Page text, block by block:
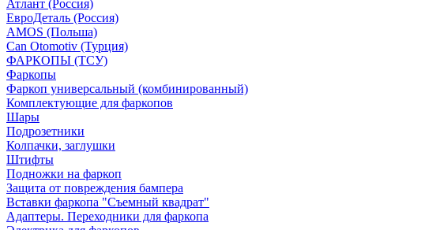
Атлант (Россия)
ЕвроДеталь (Россия)
AMOS (Польша)
Can Otomotiv (Турция)
ФАРКОПЫ (ТСУ)
Фаркопы
Фаркоп универсальный (комбинированный)
Комплектующие для фаркопов
Шары
Подрозетники
Колпачки, заглушки
Штифты
Подножки на фаркоп
Защита от повреждения бампера
Вставки фаркопа "Съемный квадрат"
Адаптеры. Переходники для фаркопа